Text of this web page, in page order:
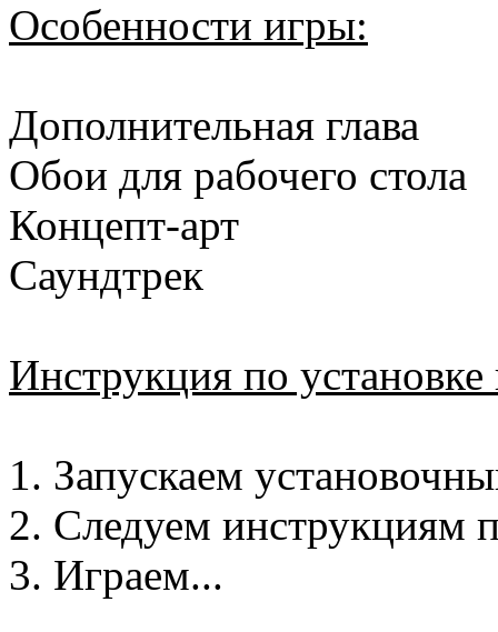
Особенности игры:
Дополнительная глава
Обои для рабочего стола
Концепт-арт
Саундтрек
Инструкция по
1. Запускаем
2. Следуем инструкциям
3. Играем...